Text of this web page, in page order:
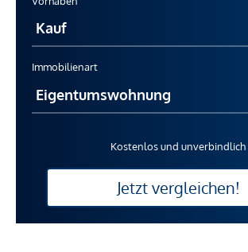
Immobilienart
Kostenlos und unverbindlich
Jetzt vergleichen!